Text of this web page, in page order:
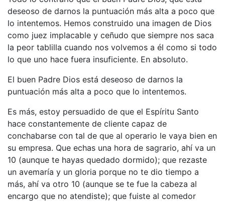
deseoso de darnos la puntuación más alta a poco que
lo intentemos. Hemos construido una imagen de Dios
como juez implacable y ceñudo que siempre nos saca
la peor tablilla cuando nos volvemos a él como si todo
lo que uno hace fuera insuficiente. En absoluto.
El buen Padre Dios está deseoso de darnos la
puntuación más alta a poco que lo intentemos.
Es más, estoy persuadido de que el Espíritu Santo
hace constantemente de cliente capaz de
conchabarse con tal de que al operario le vaya bien en
su empresa. Que echas una hora de sagrario, ahí va un
10 (aunque te hayas quedado dormido); que rezaste
un avemaría y un gloria porque no te dio tiempo a
más, ahí va otro 10 (aunque se te fue la cabeza al
encargo que no atendiste); que fuiste al comedor